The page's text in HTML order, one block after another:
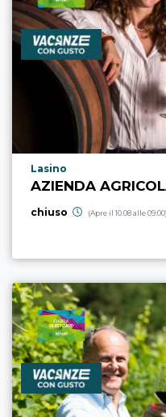
Località punto di
Lasino
AZIENDA
chiuso (Apre il 10.08 alle 09:00)